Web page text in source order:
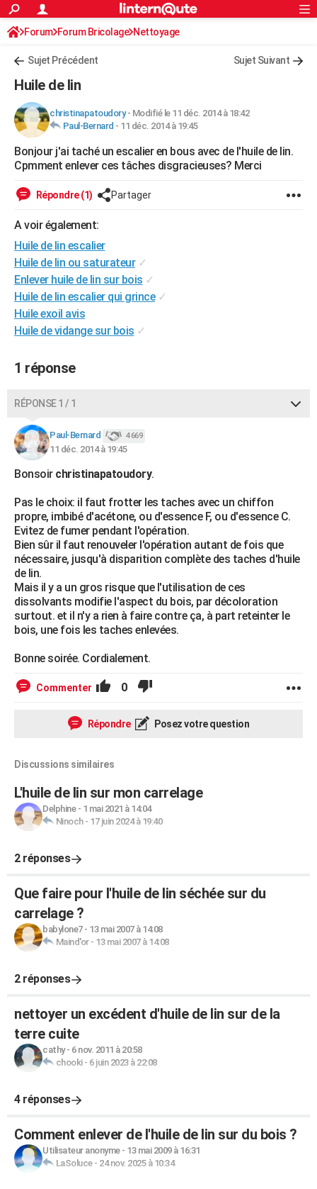
ACTUALITÉS
Politique
Société
Faits Divers
Education
Monde
Villes
+
FINANCE
Retraite
Impôts
Epargne
Immobilier
Risques naturels par ville
Banque
Assurance
Crédit
AUTO
Essais
Réserver un essai
Citadines
Berlines
SUV
Forum auto
+HIGH-TECH
Mobiles
Meilleur smartphone
Internet
Ordinateurs
Jeux vidéo
Guide high-tech
BRICOLAGE
WEEK-END
Guides de France
Escapades
Patrimoine
Expositions
Musées
Week-end nature
+LIFESTYLE
Art de vivre
Bien-être
Loisirs
Mode
Modes de vie
SANTE
Alimentation
Guide de la santé
Maladies
Médicaments
Sommeil
Destinations
City break
Voyage nature
Voyage de noces
Forum
Climat
PHOTO
GUIDES D'ACHAT
Carte de Noël
Carte Bonne année
Carte Saint-Valentin
Carte Pâques
Carte d'anniversaire
DICTIONNAIRE
Dictionnaire
Biographies
Citations
Expressions
Proverbes
PROGRAMME TV
COPAINS D'AVANT
S'inscrire
Se connecter
Lycées
Collèges
Primaires
Universités
Entreprises
Service militaire
Avis de recherche
AVIS DE DÉCÈS
FORUM
Bricolage
Lifestyle
Culture
Sport
Auto
Television
Voyage
Cinema
S'inscrire
Connexion
Forum Forum Bricolage Nettoyage
Sujet Précédent Sujet Suivant
Huile de lin
christinapatoudory- Modifié le 11 déc. 2014 à 18:42
Paul-Bernard - 11 déc. 2014 à 19:45
Bonjour j'ai taché un escalier en bous avec de l'huile de lin.
Cpmment enlever ces tâches disgracieuses? Merci
Répondre (1) Partager
A voir également:
Huile de lin escalier
Huile de lin ou saturateur ✓
Enlever huile de lin sur bois ✓
Huile de lin escalier qui grince ✓
Huile exoil avis
Huile de vidange sur bois ✓
1 réponse
RÉPONSE 1 / 1
Paul-Bernard 4 669
11 déc. 2014 à 19:45
Bonsoirchristinapatoudory.
Pas le choix: il faut frotter les taches avec un chiffon
propre, imbibé d'acétone, ou d'essence F, ou d'essence C.
Evitez de fumer pendant l'opération.
Bien sûr il faut renouveler l'opération autant de fois que
nécessaire, jusqu'à disparition complète des taches d'huile
de lin.
Mais il y a un gros risque que l'utilisation de ces
dissolvants modifie l'aspect du bois, par décoloration
surtout. et il n'y a rien à faire contre ça, à part reteinter le
bois, une fois les taches enlevées.
Bonne soirée. Cordialement.
Commenter 0
Répondre Posez votre question
Discussions similaires
L'huile de lin sur mon carrelage
Delphine- 1 mai 2021 à 14:04
Ninoch- 17 juin 2024 à 19:40
2 réponses
Que faire pour l'huile de lin séchée sur du
carrelage ?
babylone7- 13 mai 2007 à 14:08
Maind'or- 13 mai 2007 à 14:08
2 réponses
nettoyer un excédent d'huile de lin sur de la
terre cuite
cathy- 6 nov. 2011 à 20:58
chooki- 6 juin 2023 à 22:08
4 réponses
Comment enlever de l'huile de lin sur du bois ?
Utilisateur anonyme- 13 mai 2009 à 16:31
LaSoluce- 24 nov. 2025 à 10:34